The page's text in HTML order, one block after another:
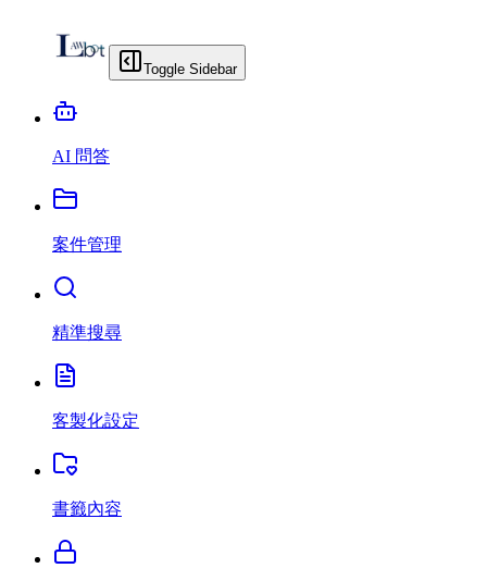
Toggle Sidebar
AI 問答
案件管理
精準搜尋
客製化設定
書籤內容